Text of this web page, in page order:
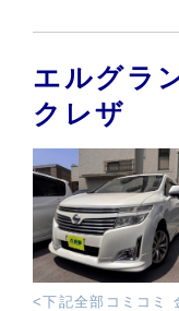
エルグラ
クレザ
<下記全部コミコミ